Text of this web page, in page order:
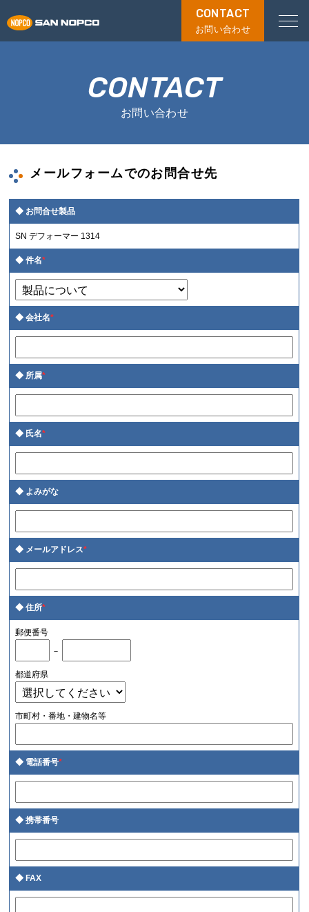
CONTACT
お問い合わせ
CONTACT
お問い合わせ
メールフォームでのお問合せ先
お問合せ製品
SN デフォーマー 1314
件名*
会社名*
所属*
氏名*
よみがな
メールアドレス*
住所*
郵便番号
－
都道府県
市町村・番地・建物名等
電話番号*
携帯番号
FAX